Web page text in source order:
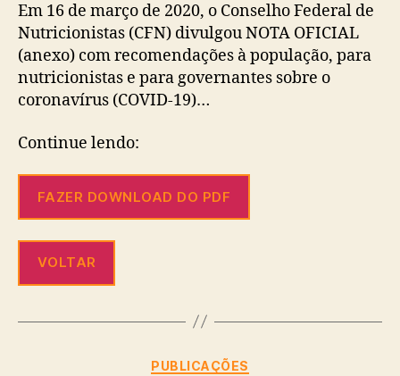
Em 16 de março de 2020, o Conselho Federal de
Nutricionistas (CFN) divulgou NOTA OFICIAL
(anexo) com recomendações à população, para
nutricionistas e para governantes sobre o
coronavírus (COVID-19)…
Continue lendo:
FAZER DOWNLOAD DO PDF
VOLTAR
PUBLICAÇÕES